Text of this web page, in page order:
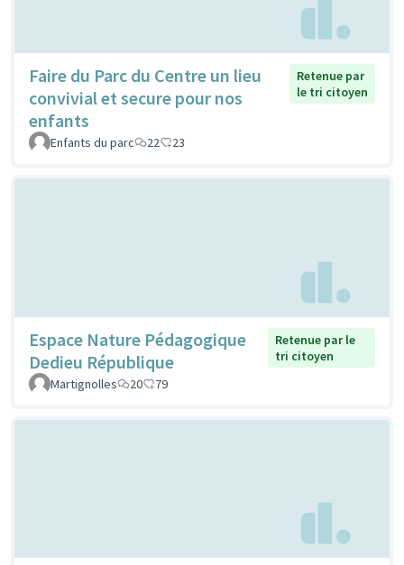
Faire du Parc du Centre un lieu
convivial et secure pour nos
enfants
Retenue par
le tri citoyen
Enfants du parc 22 23
Espace Nature Pédagogique
Dedieu République
Retenue par le
tri citoyen
Martignolles
20 79